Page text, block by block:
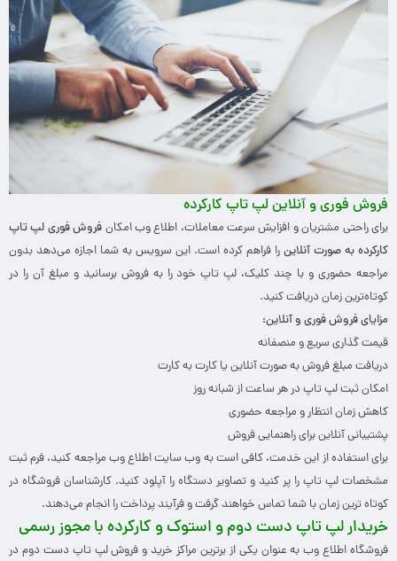
فروش فوری و آنلاین لپ تاپ کارکرده
برای راحتی مشتریان و افزایش سرعت معاملات، اطلاع وب امکان فروش فوری لپ تاپ
کارکرده به صورت آنلاین را فراهم کرده است. این سرویس به شما اجازه می‌دهد بدون
مراجعه حضوری و با چند کلیک، لپ تاپ خود را به فروش برسانید و مبلغ آن را در
کوتاه‌ترین زمان دریافت کنید.
مزایای فروش فوری و آنلاین:
قیمت گذاری سریع و منصفانه
دریافت مبلغ فروش به صورت آنلاین یا کارت به کارت
امکان ثبت لپ تاپ در هر ساعت از شبانه روز
کاهش زمان انتظار و مراجعه حضوری
پشتیبانی آنلاین برای راهنمایی فروش
برای استفاده از این خدمت، کافی است به وب سایت اطلاع وب مراجعه کنید، فرم ثبت
مشخصات لپ تاپ را پر کنید و تصاویر دستگاه را آپلود کنید. کارشناسان فروشگاه در
کوتاه ترین زمان با شما تماس خواهند گرفت و فرآیند پرداخت را انجام می‌دهند.
خریدار لپ تاپ دست دوم و استوک و کارکرده با مجوز رسمی
فروشگاه اطلاع وب به عنوان یکی از برترین مراکز خرید و فروش لپ تاپ دست دوم در